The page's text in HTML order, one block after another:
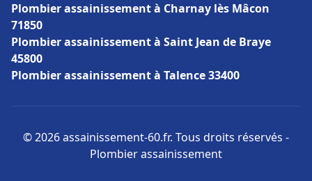
Plombier assainissement à Charnay lès Mâcon
71850
Plombier assainissement à Saint Jean de Braye
45800
Plombier assainissement à Talence 33400
© 2026 assainissement-60.fr. Tous droits réservés -
Plombier assainissement